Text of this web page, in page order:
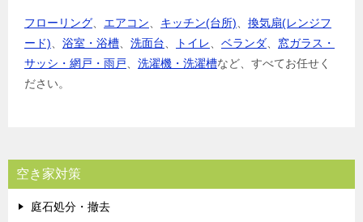
フローリング エアコン キッチン(台所)
換気扇(レンジフ
ード)
浴室・浴槽 洗面台 トイレ ベランダ
窓ガラス・
サッシ・網戸・雨戸
洗濯機・洗濯槽など、すべてお任せく
ださい。
空き家対策
庭石処分・撤去